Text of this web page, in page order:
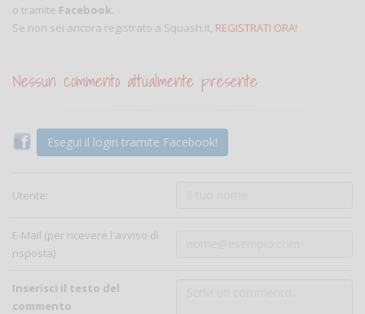
o tramite Facebook.
Se non sei ancora registrato a Squash.it, REGISTRATI ORA!
Nessun commento attualmente presente
Esegui il login tramite Facebook!
Utente:
E-Mail (per ricevere l'avviso di
risposta)
Inserisci il testo del
commento